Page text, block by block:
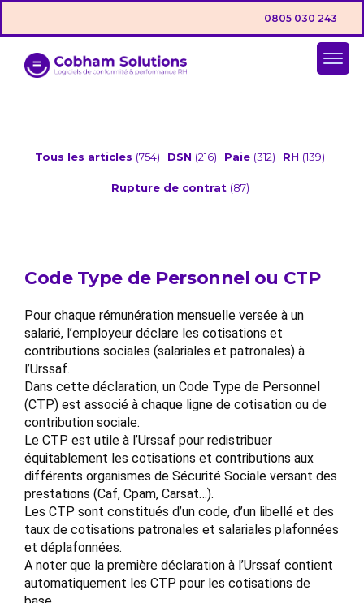
0805 030 243
Tous les articles (754) DSN (216) Paie (312) RH (139)
Rupture de contrat (87)
Code Type de Personnel ou CTP
Pour chaque rémunération mensuelle versée à un
salarié, l’employeur déclare les cotisations et
contributions sociales (salariales et patronales) à
l’Urssaf.
Dans cette déclaration, un Code Type de Personnel
(CTP) est associé à chaque ligne de cotisation ou de
contribution sociale.
Le CTP est utile à l’Urssaf pour redistribuer
équitablement les cotisations et contributions aux
différents organismes de Sécurité Sociale versant des
prestations (Caf, Cpam, Carsat…).
Les CTP sont constitués d’un code, d’un libellé et des
taux de cotisations patronales et salariales plafonnées
et déplafonnées.
A noter que la première déclaration à l’Urssaf contient
automatiquement les CTP pour les cotisations de